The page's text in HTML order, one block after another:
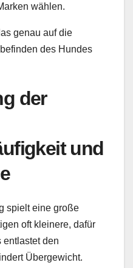
wählen.
genau auf die
des Hundes
der
und
spielt eine große
oft kleinere, dafür
entlastet den
Übergewicht.